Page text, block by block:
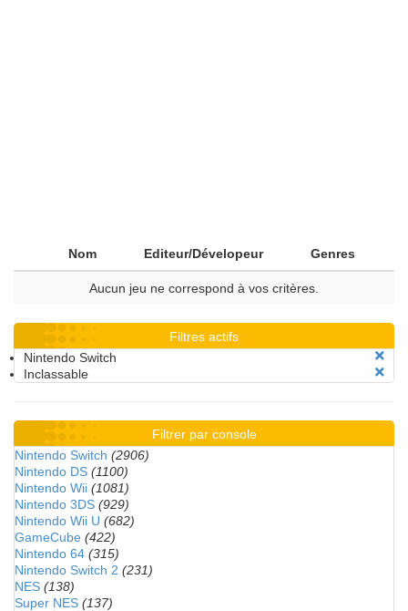
Nom Editeur/Dévelopeur Genres
Aucun jeu ne correspond à vos critères.
Filtres actifs
Nintendo Switch
Inclassable
Filtrer par console
Nintendo Switch (2906)
Nintendo DS (1100)
Nintendo Wii (1081)
Nintendo 3DS (929)
Nintendo Wii U (682)
GameCube (422)
Nintendo 64 (315)
Nintendo Switch 2 (231)
NES (138)
Super NES (137)